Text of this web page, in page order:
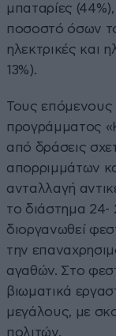
μπαταρίες
ποσοστό όσων
ηλεκτρικές και
13%).
Τους επόμενους
προγράμματος
από δράσεις
απορριμμάτων
ανταλλαγή
το διάστημα 24-
διοργανωθεί
την
αγαθών. Στο
βιωματικά
μεγάλους, με
πολιτών.